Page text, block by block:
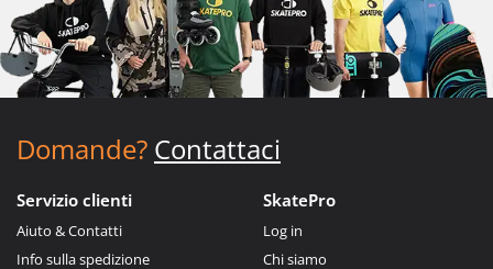
Domande? Contattaci
Servizio clienti
Aiuto & Contatti
Info sulla spedizione
SkatePro
Log in
Chi siamo